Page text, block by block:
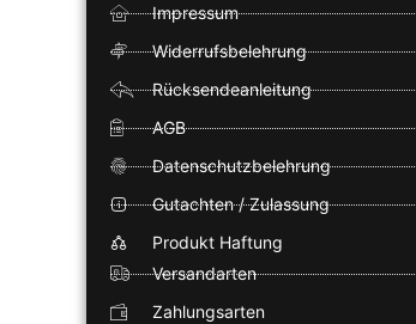
Impressum
Widerrufsbelehrung
Rücksendeanleitung
AGB
Datenschutzbelehrung
Gutachten / Zulassung
Produkt Haftung
Versandarten
Zahlungsarten